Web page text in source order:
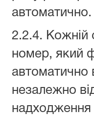
автоматично.
2.2.4. Кожній
номер, який
автоматично
незалежно
надходження